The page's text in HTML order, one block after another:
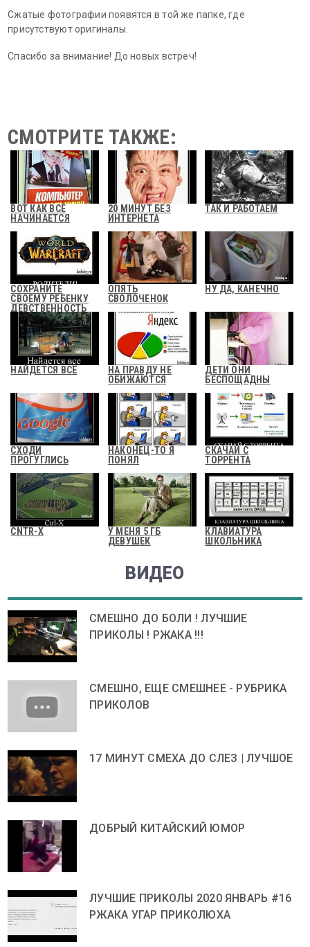
Сжатые фотографии появятся в той же папке, где
присутствуют оригиналы.
Спасибо за внимание! До новых встреч!
СМОТРИТЕ ТАКЖЕ:
ВОТ КАК ВСЕ
НАЧИНАЕТСЯ
20 МИНУТ БЕЗ
ИНТЕРНЕТА
ТАК И РАБОТАЕМ
СОХРАНИТЕ
СВОЕМУ РЕБЕНКУ
ДЕВСТВЕННОСТЬ
ОПЯТЬ
СВОЛОЧЕНОК
НУ ДА, КАНЕЧНО
НАЙДЕТСЯ ВСЁ
НА ПРАВДУ НЕ
ОБИЖАЮТСЯ
ДЕТИ ОНИ
БЕСПОЩАДНЫ
СХОДИ
ПРОГУГЛИСЬ
НАКОНЕЦ-ТО Я
ПОНЯЛ
СКАЧАЙ С
ТОРРЕНТА
CNTR-X
У МЕНЯ 5 ГБ
ДЕВУШЕК
КЛАВИАТУРА
ШКОЛЬНИКА
ВИДЕО
СМЕШНО ДО БОЛИ ! ЛУЧШИЕ
ПРИКОЛЫ ! РЖАКА !!!
СМЕШНО, ЕЩЕ СМЕШНЕЕ - РУБРИКА
ПРИКОЛОВ
17 МИНУТ СМЕХА ДО СЛЕЗ | ЛУЧШОЕ
ДОБРЫЙ КИТАЙСКИЙ ЮМОР
ЛУЧШИЕ ПРИКОЛЫ 2020 ЯНВАРЬ #16
РЖАКА УГАР ПРИКОЛЮХА